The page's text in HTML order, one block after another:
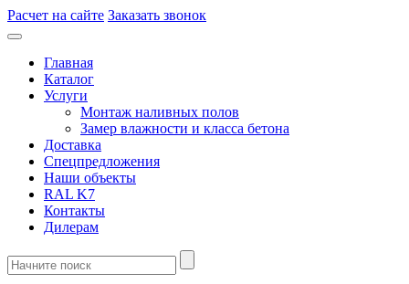
Расчет на сайте Заказать звонок
Главная
Каталог
Услуги
Монтаж наливных полов
Замер влажности и класса бетона
Доставка
Спецпредложения
Наши объекты
RAL K7
Контакты
Дилерам